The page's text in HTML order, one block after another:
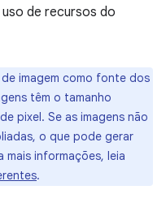
de recursos do
imagem como fonte dos
têm o tamanho
pixel. Se as imagens não
o que pode gerar
mais informações, leia
.